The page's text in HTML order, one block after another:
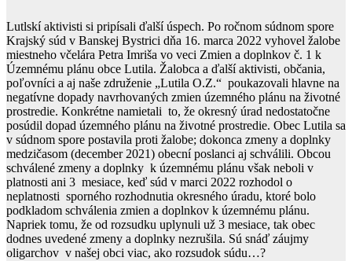
Lutlskí aktivisti si pripísali ďalší úspech. Po ročnom súdnom spore
Krajský súd v Banskej Bystrici dňa 16. marca 2022 vyhovel žalobe
miestneho včelára Petra Imriša vo veci Zmien a doplnkov č. 1 k
Územnému plánu obce Lutila. Žalobca a ďalší aktivisti, občania,
poľovníci a aj naše združenie „Lutila O.Z.“ poukazovali hlavne na
negatívne dopady navrhovaných zmien územného plánu na životné
prostredie. Konkrétne namietali to, že okresný úrad nedostatočne
posúdil dopad územného plánu na životné prostredie. Obec Lutila sa
v súdnom spore postavila proti žalobe; dokonca zmeny a doplnky
medzičasom (december 2021) obecní poslanci aj schválili. Obcou
schválené zmeny a doplnky k územnému plánu však neboli v
platnosti ani 3 mesiace, keď súd v marci 2022 rozhodol o
neplatnosti sporného rozhodnutia okresného úradu, ktoré bolo
podkladom schválenia zmien a doplnkov k územnému plánu.
Napriek tomu, že od rozsudku uplynuli už 3 mesiace, tak obec
dodnes uvedené zmeny a doplnky nezrušila. Sú snáď záujmy
oligarchov v našej obci viac, ako rozsudok súdu…?